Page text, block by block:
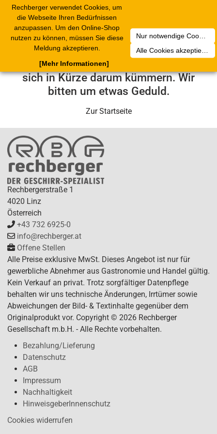
Rechberger verwendet Cookies, um
die Webseite Ihren Bedürfnissen
anzupassen. Um den Online-Shop
nutzen zu können, müssen Sie diese
Meldung akzeptieren.
Nur notwendige Cookies akzeptieren
Alle Cookies akzeptieren
[Mehr Informationen]
Leider ist ein technischer Fehler
aufgetreten. Unser Service-Team wird
sich in Kürze darum kümmern. Wir
bitten um etwas Geduld.
Zur Startseite
Rechbergerstraße 1
4020 Linz
Österreich
+43 732 6925-0
info@rechberger.at
Offene Stellen
Alle Preise exklusive MwSt. Dieses Angebot ist nur für
gewerbliche Abnehmer aus Gastronomie und Handel gültig.
Kein Verkauf an privat. Trotz sorgfältiger Datenpflege
behalten wir uns technische Änderungen, Irrtümer sowie
Abweichungen der Bild- & Textinhalte gegenüber dem
Originalprodukt vor. Copyright © 2026 Rechberger
Gesellschaft m.b.H. - Alle Rechte vorbehalten.
Bezahlung/Lieferung
Datenschutz
AGB
Impressum
Nachhaltigkeit
HinweisgeberInnenschutz
Cookies widerrufen